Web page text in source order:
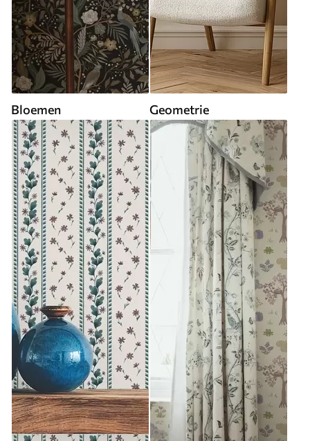
Bloemen Geometrie